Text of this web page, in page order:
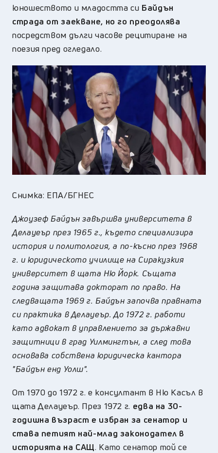
юношеството и младостта си Байдън
страда от заекване, но го преодолява
посредством дълги часове рецитиране на
поезия пред огледало.
Снимка: ЕПА/БГНЕС
Джоузеф Байдън завършва университета в
Делауеър през 1965 г., където специализира
история и политология, а по-късно през 1968
г. и юридическото училище на Сиракузкия
университет в щата Ню Йорк. Същата
година защитава докторат по право. На
следващата 1969 г. Байдън започва правната
си практика в Делауеър. До 1972 г. работи
като адвокат в управлението за държавни
защитници в град Уилмингтън, а след това
основава собствена юридическа кантора
"Байдън енд Уолш".
От 1970 до 1972 г. е консултант в Ню Касъл в
щата Делауеър. През 1972 г. едва на 30-
годишна възраст е избран за сенатор и
става петият най-млад законодател в
историята на САЩ. Като сенатор той се